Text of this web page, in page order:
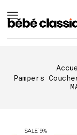
Pampers
SALE19%